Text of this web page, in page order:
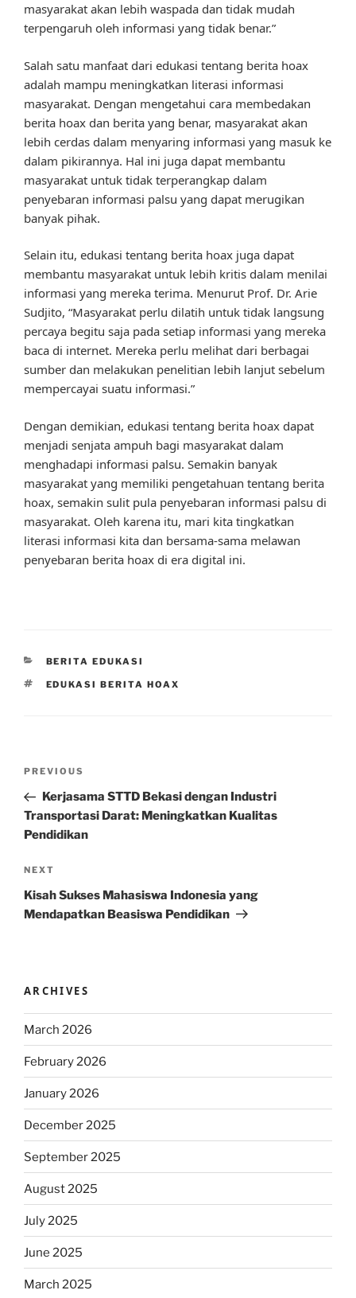
masyarakat akan lebih waspada dan tidak mudah
terpengaruh oleh informasi yang tidak benar.”
Salah satu manfaat dari edukasi tentang berita hoax
adalah mampu meningkatkan literasi informasi
masyarakat. Dengan mengetahui cara membedakan
berita hoax dan berita yang benar, masyarakat akan
lebih cerdas dalam menyaring informasi yang masuk ke
dalam pikirannya. Hal ini juga dapat membantu
masyarakat untuk tidak terperangkap dalam
penyebaran informasi palsu yang dapat merugikan
banyak pihak.
Selain itu, edukasi tentang berita hoax juga dapat
membantu masyarakat untuk lebih kritis dalam menilai
informasi yang mereka terima. Menurut Prof. Dr. Arie
Sudjito, “Masyarakat perlu dilatih untuk tidak langsung
percaya begitu saja pada setiap informasi yang mereka
baca di internet. Mereka perlu melihat dari berbagai
sumber dan melakukan penelitian lebih lanjut sebelum
mempercayai suatu informasi.”
Dengan demikian, edukasi tentang berita hoax dapat
menjadi senjata ampuh bagi masyarakat dalam
menghadapi informasi palsu. Semakin banyak
masyarakat yang memiliki pengetahuan tentang berita
hoax, semakin sulit pula penyebaran informasi palsu di
masyarakat. Oleh karena itu, mari kita tingkatkan
literasi informasi kita dan bersama-sama melawan
penyebaran berita hoax di era digital ini.
CATEGORIES
BERITA EDUKASI
TAGS
EDUKASI BERITA HOAX
Previous
Post
PREVIOUS
Kerjasama STTD Bekasi dengan Industri
Transportasi Darat: Meningkatkan Kualitas
Pendidikan
Next
Post
NEXT
Kisah Sukses Mahasiswa Indonesia yang
Mendapatkan Beasiswa Pendidikan
ARCHIVES
March 2026
February 2026
January 2026
December 2025
September 2025
August 2025
July 2025
June 2025
March 2025